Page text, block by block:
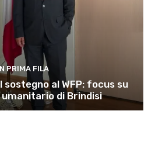
PRIMA FILA
al WFP: focus su
umanitario di Brindisi